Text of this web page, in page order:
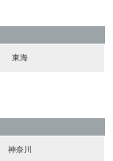
東海
神奈川